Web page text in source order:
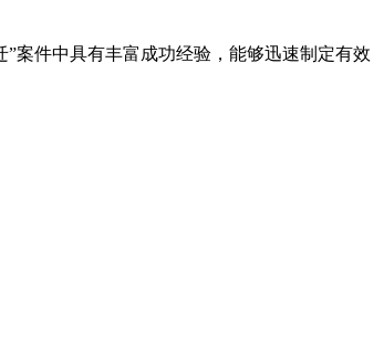
案件中具有丰富成功经验，能够迅速制定有效